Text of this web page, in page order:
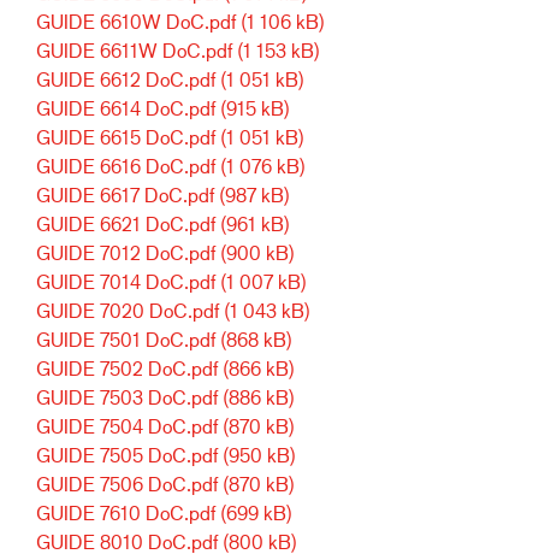
GUIDE 6610W DoC.pdf (1 106 kB)
GUIDE 6611W DoC.pdf (1 153 kB)
GUIDE 6612 DoC.pdf (1 051 kB)
GUIDE 6614 DoC.pdf (915 kB)
GUIDE 6615 DoC.pdf (1 051 kB)
GUIDE 6616 DoC.pdf (1 076 kB)
GUIDE 6617 DoC.pdf (987 kB)
GUIDE 6621 DoC.pdf (961 kB)
GUIDE 7012 DoC.pdf (900 kB)
GUIDE 7014 DoC.pdf (1 007 kB)
GUIDE 7020 DoC.pdf (1 043 kB)
GUIDE 7501 DoC.pdf (868 kB)
GUIDE 7502 DoC.pdf (866 kB)
GUIDE 7503 DoC.pdf (886 kB)
GUIDE 7504 DoC.pdf (870 kB)
GUIDE 7505 DoC.pdf (950 kB)
GUIDE 7506 DoC.pdf (870 kB)
GUIDE 7610 DoC.pdf (699 kB)
GUIDE 8010 DoC.pdf (800 kB)